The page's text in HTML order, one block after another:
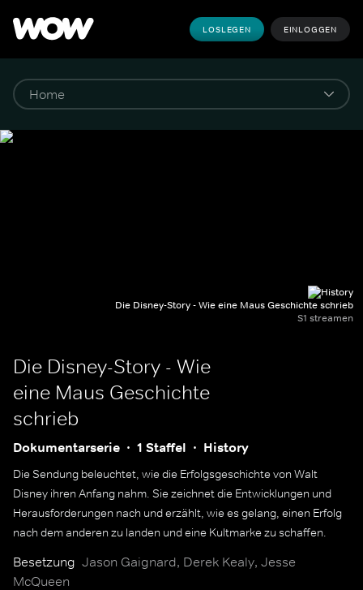
LOSLEGEN EINLOGGEN
Die Disney-Story - Wie eine Maus Geschichte schrieb
S1 streamen
Die Disney-Story - Wie
eine Maus Geschichte
schrieb
Dokumentarserie 1 Staffel History
Die Sendung beleuchtet, wie die Erfolgsgeschichte von Walt
Disney ihren Anfang nahm. Sie zeichnet die Entwicklungen und
Herausforderungen nach und erzählt, wie es gelang, einen Erfolg
nach dem anderen zu landen und eine Kultmarke zu schaffen.
Besetzung Jason Gaignard, Derek Kealy, Jesse
McQueen